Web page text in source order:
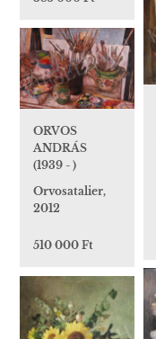
ORVOS
ANDRÁS
(1939 - )
Orvosatalier,
2012
510 000 Ft